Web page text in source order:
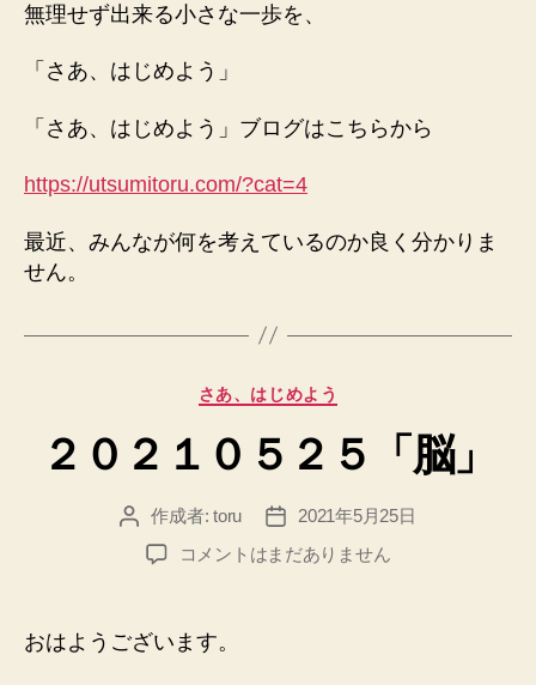
無理せず出来る小さな一歩を、
「さあ、はじめよう」
「さあ、はじめよう」ブログはこちらから
https://utsumitoru.com/?cat=4
最近、みんなが何を考えているのか良く分かりま
せん。
カ
ゴ
リ
さあ、はじめよう
２０２１０５２５「脳」
投
稿
作成者:toru
投
稿
日
2021年5月25日
２
１
０
コメントはまだありません
おはようございます。